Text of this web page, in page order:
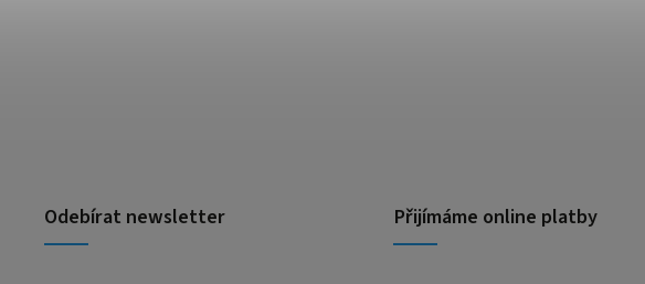
Odebírat newsletter Přijímáme online platby